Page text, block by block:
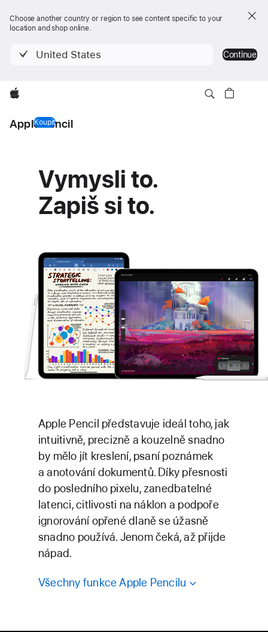
Choose another country or region to see content specific to your
location and shop online.
United States Continue
Apple
Apple Pencil
KoupitApple Pencil
Vymysli to.
Zapiš si to.
Apple Pencil představuje ideál toho, jak
intuitivně, precizně a kouzelně snadno
by mělo jít kreslení, psaní poznámek
a anotování dokumentů. Díky přesnosti
do posledního pixelu, zanedbatelné
latenci, citlivosti na náklon a podpoře
ignorování opřené dlaně se úžasně
snadno používá. Jenom čeká, až přijde
nápad.
Všechny funkce Apple Pencilu